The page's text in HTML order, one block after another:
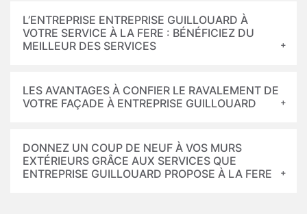
L’ENTREPRISE ENTREPRISE GUILLOUARD À
VOTRE SERVICE À LA FERE : BÉNÉFICIEZ DU
MEILLEUR DES SERVICES
LES AVANTAGES À CONFIER LE RAVALEMENT DE
VOTRE FAÇADE À ENTREPRISE GUILLOUARD
DONNEZ UN COUP DE NEUF À VOS MURS
EXTÉRIEURS GRÂCE AUX SERVICES QUE
ENTREPRISE GUILLOUARD PROPOSE À LA FERE